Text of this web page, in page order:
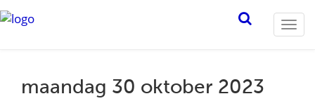
maandag 30 oktober 2023